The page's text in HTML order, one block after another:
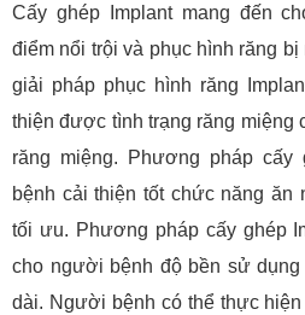
Cấy ghép Implant mang đến
điểm nổi trội và phục hình răng
giải pháp phục hình răng
thiện được tình trạng răng miệng
răng miệng. Phương pháp cấy
bệnh cải thiện tốt chức năng ăn
tối ưu. Phương pháp cấy ghép
cho người bệnh độ bền sử
dài. Người bệnh có thể thực